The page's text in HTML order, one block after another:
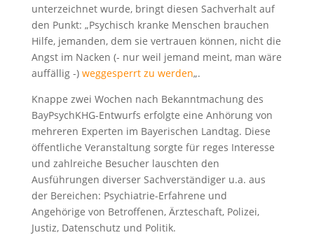
unterzeichnet wurde, bringt diesen Sachverhalt auf
den Punkt: „Psychisch kranke Menschen brauchen
Hilfe, jemanden, dem sie vertrauen können, nicht die
Angst im Nacken (- nur weil jemand meint, man wäre
auffällig -) weggesperrt zu werden„.
Knappe zwei Wochen nach Bekanntmachung des
BayPsychKHG-Entwurfs erfolgte eine Anhörung von
mehreren Experten im Bayerischen Landtag. Diese
öffentliche Veranstaltung sorgte für reges Interesse
und zahlreiche Besucher lauschten den
Ausführungen diverser Sachverständiger u.a. aus
der Bereichen: Psychiatrie-Erfahrene und
Angehörige von Betroffenen, Ärzteschaft, Polizei,
Justiz, Datenschutz und Politik.